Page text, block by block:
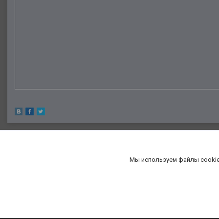
Мы используем файлы